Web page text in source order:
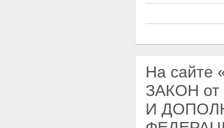
На сайте
ЗАКОН
И